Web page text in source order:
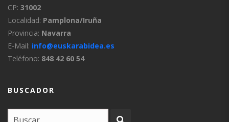
CP: 31002
Localidad: Pamplona/Iruña
Provincia: Navarra
E-Mail: info@euskarabidea.es
Teléfono: 848 42 60 54
BUSCADOR